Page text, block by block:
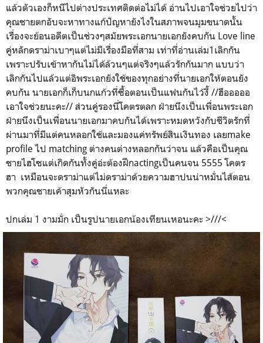
แล้วตัวเองก็หนีไปต่างประเทศติดต่อไม่ได้ อ่านไปเอาใจช่วยไปว่า
คุณชายตกอับจะหาทางแก้ปัญหายังไงในสภาพจนมุมขนาดนั้น
เรื่องจะย้อนอดีตเป็นช่วงๆสมัยพระเอกนายเอกยังคบกัน Love line
คู่หลักดราม่าเบาๆแต่ไม่มีเรื่องมือที่สาม เท่าที่อ่านเล่ม1เลิกกัน
เพราะปรับเข้าหากันไม่ได้ล้วนๆแต่จริงๆแล้วรักกันมาก แบบว่า
เลิกกันไปแล้วแต่อิพระเอกยังใช้ของทุกอย่างที่นายเอกให้ตอนยัง
คบกัน นายเอกก็เก็บนกแก้วที่ซื้อตอนเป็นแฟนกันไว้งี้ //ฮือออออ
เอาใจช่วยนะคะ// ส่วนคู่รองนี่โคตรตลก ฝ่ายนึงเป็นเพื่อนพระเอก
ฝ่ายนึงเป็นเพื่อนนายเอกมาคบกันได้เพราะหมดหวังกับชีวิตรักที่
ผ่านมาที่มีแต่คนหลอกใช้และมองแค่ทรัพย์สินเงินทอง เลยmake
profile ไป matching ต่างคนต่างหลอกกันว่าจน แล้วคือเป็นคุณ
ชายไฮโซแต่เกิดกันทั้งคู่อ่ะต้องฝึกactingเป็นคนจน 5555 โคตร
ฮา เหมือนจะดราม่าแต่ไม่ดราม่าด้วยความฮาปนน่าหมั่นไส้ตอน
พวกคุณชายเค้าสุมหัวกันนี่แหละ
ปกเล่ม 1 งามมั่ก เป็นรูปนายเอกน้องเทียนเหอนะคะ >///<